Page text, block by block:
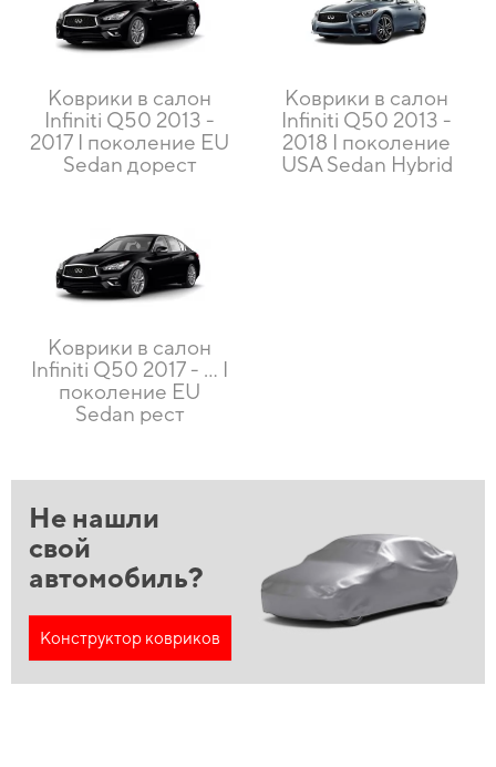
Коврики в салон
Infiniti Q50 2013 -
2017 I поколение EU
Sedan дорест
Коврики в салон
Infiniti Q50 2013 -
2018 I поколение
USA Sedan Hybrid
Коврики в салон
Infiniti Q50 2017 - … I
поколение EU
Sedan рест
Не нашли
свой
автомобиль?
Конструктор ковриков